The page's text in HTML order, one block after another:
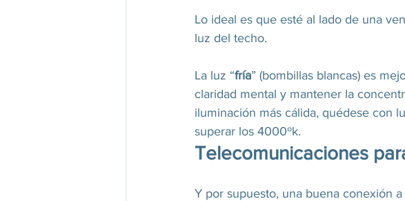
Lo ideal es que esté al lado de una
luz del techo.
La luz “fría” (bombillas blancas) es
claridad mental y mantener la
iluminación más cálida, quédese con
superar los 4000ºk.
Telecomunicaciones
Y por supuesto, una buena conexión